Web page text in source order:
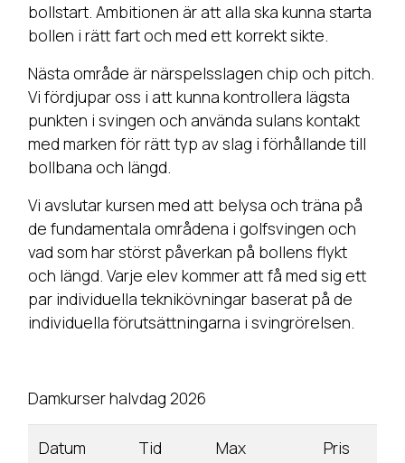
bollstart. Ambitionen är att alla ska kunna starta
bollen i rätt fart och med ett korrekt sikte.
Nästa område är närspelsslagen chip och pitch.
Vi fördjupar oss i att kunna kontrollera lägsta
punkten i svingen och använda sulans kontakt
med marken för rätt typ av slag i förhållande till
bollbana och längd.
Vi avslutar kursen med att belysa och träna på
de fundamentala områdena i golfsvingen och
vad som har störst påverkan på bollens flykt
och längd. Varje elev kommer att få med sig ett
par individuella teknikövningar baserat på de
individuella förutsättningarna i svingrörelsen.
Damkurser halvdag 2026
Datum Tid Max Pris